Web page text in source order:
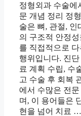
정형외과 수술에
문 개념 정리 정
술은 뼈, 관절, 인
의 구조적 안정
를 직접적으로
행위입니다. 진단
료 계획 수립, 수
고 수술 후 회복
에서 수많은 전
며, 이 용어들은
현을 넘어 치료 …